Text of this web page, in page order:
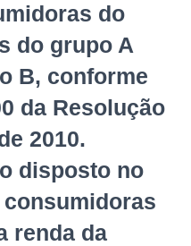
do
do grupo A
B, conforme
da Resolução
2010.
disposto no
renda da